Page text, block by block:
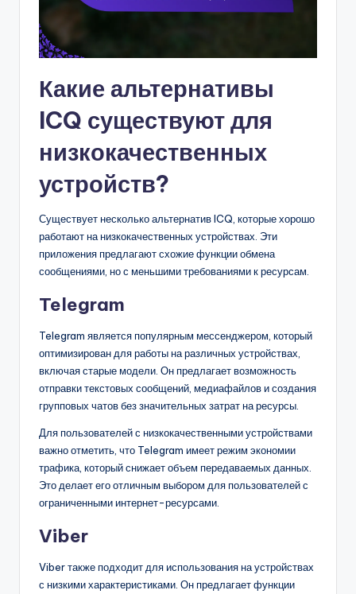
Какие альтернативы
ICQ существуют для
низкокачественных
устройств?
Существует несколько альтернатив ICQ, которые хорошо
работают на низкокачественных устройствах. Эти
приложения предлагают схожие функции обмена
сообщениями, но с меньшими требованиями к ресурсам.
Telegram
Telegram является популярным мессенджером, который
оптимизирован для работы на различных устройствах,
включая старые модели. Он предлагает возможность
отправки текстовых сообщений, медиафайлов и создания
групповых чатов без значительных затрат на ресурсы.
Для пользователей с низкокачественными устройствами
важно отметить, что Telegram имеет режим экономии
трафика, который снижает объем передаваемых данных.
Это делает его отличным выбором для пользователей с
ограниченными интернет-ресурсами.
Viber
Viber также подходит для использования на устройствах
с низкими характеристиками. Он предлагает функции